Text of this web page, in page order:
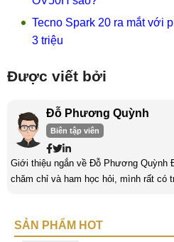
Tecno Spark 20 ra mắt với
3 triệu
Được viết bởi
Đỗ Phương Quỳnh
Biên tập viên
Giới thiệu ngắn về Đỗ Phương Quỳnh Đặc điểm nổi bật Là một người
chăm chỉ và ham học hỏi, mình rất có
học cũng như kinh nghiệm quý giá.
SẢN PHẨM HOT